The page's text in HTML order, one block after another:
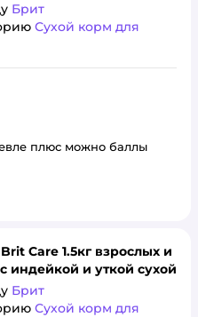
Брит
Сухой корм для
плюс можно баллы
Care 1.5кг взрослых и
индейкой и уткой сухой
Брит
Сухой корм для